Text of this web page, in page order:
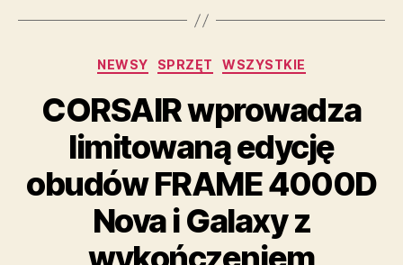
Kategorie
NEWSY SPRZĘT WSZYSTKIE
CORSAIR wprowadza
limitowaną edycję
obudów FRAME 4000D
Nova i Galaxy z